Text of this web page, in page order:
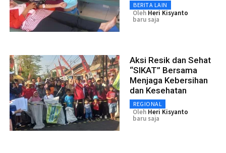
BERITA LAIN
Oleh Heri Kisyanto
baru saja
Aksi Resik dan Sehat
“SIKAT” Bersama
Menjaga Kebersihan
dan Kesehatan
REGIONAL
Oleh Heri Kisyanto
baru saja